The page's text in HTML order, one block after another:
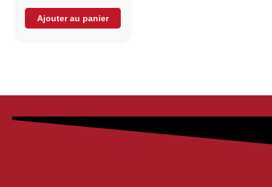
Ajouter au panier